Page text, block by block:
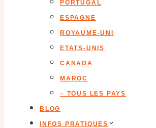
PORTUGAL
ESPAGNE
ROYAUME-UNI
ETATS-UNIS
CANADA
MAROC
– TOUS LES PAYS
BLOG
INFOS PRATIQUES